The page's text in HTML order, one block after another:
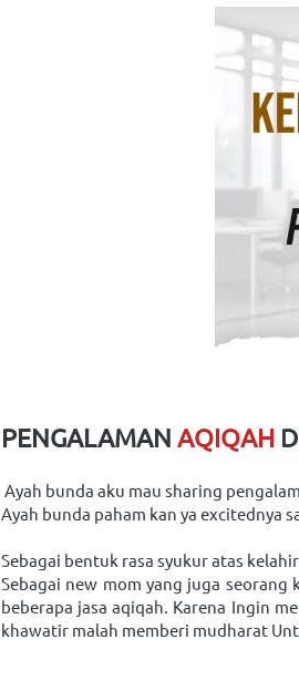
PENGALAMAN AQIQAH
Ayah bunda aku mau sharing
Ayah bunda paham kan ya excitednya
Sebagai bentuk rasa syukur atas
Sebagai new mom yang juga seorang
beberapa jasa aqiqah. Karena Ingin
khawatir malah memberi mudharat